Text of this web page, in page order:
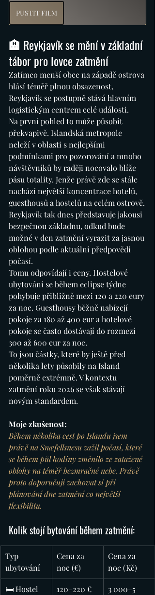
PUSTIT FILM
🏨 Reykjavík se mění v základní
tábor pro lovce zatmění
Zatímco menší obce na západě ostrova
hlásí téměř plnou obsazenost,
Reykjavík se postupně stává hlavním
logistickým centrem celé události.
Na první pohled to může působit
překvapivě. Islandská metropole
neleží v oblasti s nejlepšími
podmínkami pro pozorování a mnoho
návštěvníků by raději nocovalo blíže
pásu totality. Jenže právě zde se stále
nachází největší koncentrace hotelů,
guesthousů a hostelů na celém ostrově.
Reykjavík tak dnes představuje jakousi
bezpečnou základnu, odkud bude
možné v den zatmění vyrazit za jasnou
oblohou podle aktuální předpovědi
počasí.
Tomu odpovídají i ceny. Hostelové
ubytování se během eclipse týdne
pohybuje přibližně mezi 120 a 220 eury
za noc. Guesthousy běžně nabízejí
pokoje za 180 až 400 eur a hotelové
pokoje se často dostávají do rozmezí
300 až 600 eur za noc.
To jsou částky, které by ještě před
několika lety působily na Island
poměrně extrémně. V kontextu
zatmění roku 2026 se však stávají
novým standardem.
Moje zkušenost:
Během několika cest po Islandu jsem
právě na Snæfellsnesu zažil počasí, které
se během půl hodiny změnilo ze zatažené
oblohy na téměř bezmračné nebe. Právě
proto doporučuji zachovat si při
plánování dne zatmění co největší
flexibilitu.
Kolik stojí bytování během zatmění:
Typ
ubytování
Cena za
noc (€)
Cena za
noc (Kč)
🛏️ Hostel 120–220 €
3 000–5